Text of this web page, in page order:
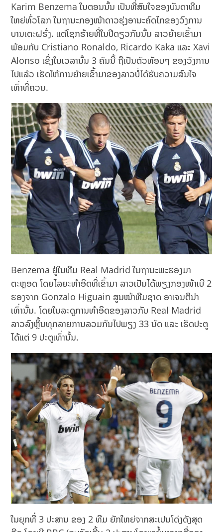
Karim Benzema ໃນຕອນນັ້ນ ເປັນທີ່ສົນໃຈຂອງບັນດາທີມ
ໃຫຍ່ທົ່ວໂລກ ໃນຖານະກອງໜ້າດາວຮຸ່ງອານະຄົດໄກຂອງວົງການ
ບານເຕະຝຣັ່ງ. ແຕ່ໂຊກຮ້າຍທີ່ໃນປີດຽວກັນນັ້ນ ລາວຍ້າຍເຂົ້າມາ
ພ້ອມກັບ Cristiano Ronaldo, Ricardo Kaka ແລະ Xavi
Alonso ເຊິ່ງໃນເວລານັ້ນ 3 ຄົນນີ້ ຖືເປັນຕົວທັອບໆ ຂອງວົງການ
ໄປແລ້ວ ເຮັດໃຫ້ການຍ້າຍເຂົ້າມາຂອງລາວບໍ່ໄດ້ຮັບຄວາມສົນໃຈ
ເທົ່າທີ່ຄວນ.
Benzema ຢູ່ໃນທີມ Real Madrid ໃນຖານະພະຮອງມາ
ຕະຫຼອດ ໂດຍໄລຍະທຳອິດທີ່ເຂົ້າມາ ລາວເປັນໄດ້ພຽງກອງໜ້າເບີ 2
ຮອງຈາກ Gonzalo Higuain ສູນໜ້າທີມຊາດ ອາເຈນຕິນ່າ
ເທົ່ານັ້ນ. ໂດຍໃນລະດູການທຳອິດຂອງລາວກັບ Real Madrid
ລາວລົງຫຼິ້ນທຸກລາຍການລວມກັນໄປພຽງ 33 ນັດ ແລະ ເຮັດປະຕູ
ໄດ້ແຕ່ 9 ປະຕູເທົ່ານັ້ນ.
ໃນຍຸກທີ່ 3 ປະສານ ຂອງ 2 ທີມ ຍັກໃຫຍ່ຈາກສະເປນໂດ່ງດັງສຸດ